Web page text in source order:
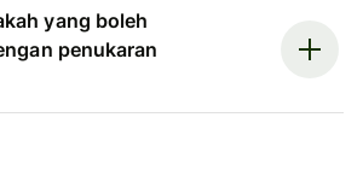
yang boleh
penukaran